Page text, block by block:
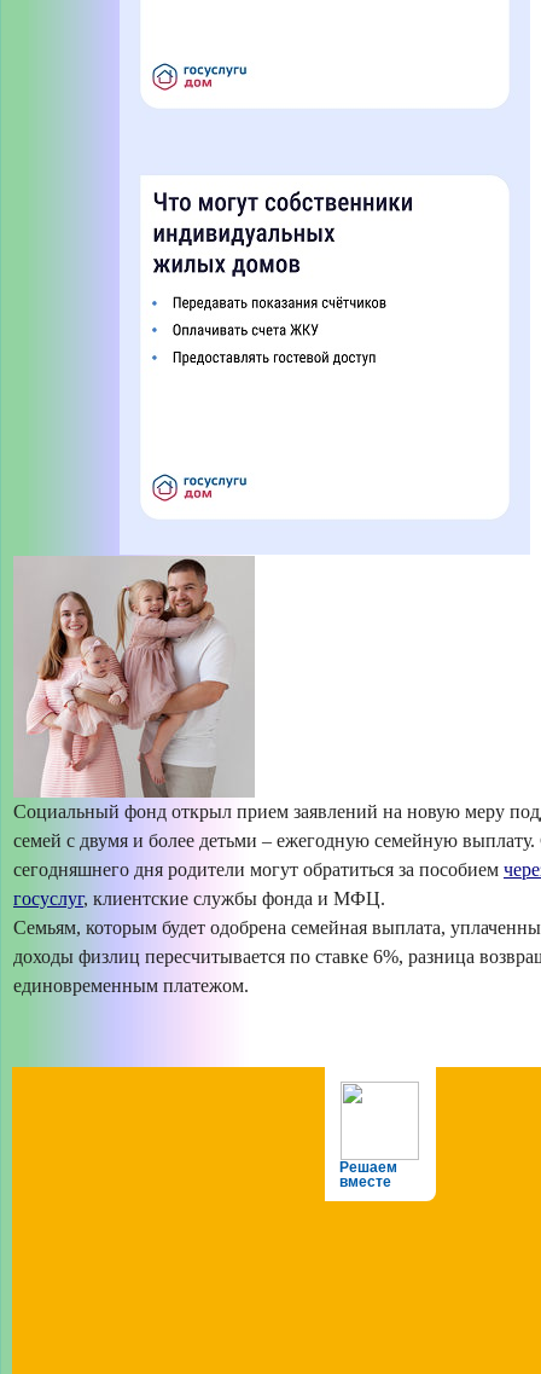
Социальный фонд открыл прием заявлений на новую меру
семей с двумя и более детьми – ежегодную семейную
сегодняшнего дня родители могут обратиться за пособием
госуслуг, клиентские службы фонда и МФЦ.
Семьям, которым будет одобрена семейная выплата,
доходы физлиц пересчитывается по ставке 6%, разница
единовременным платежом.
Решаем
вместе